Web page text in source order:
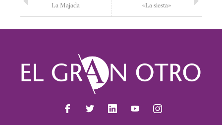
La Majada «La siesta»